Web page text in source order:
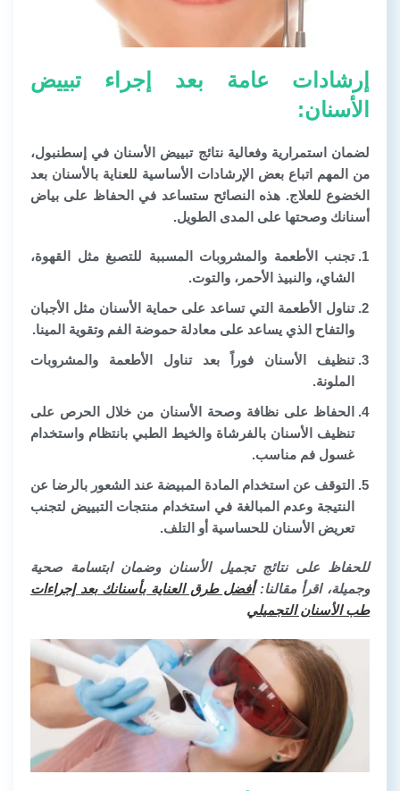
إرشادات عامة بعد إجراء تبييض
الأسنان:
لضمان استمرارية وفعالية نتائج تبييض الأسنان في إسطنبول،
من المهم اتباع بعض الإرشادات الأساسية للعناية بالأسنان بعد
الخضوع للعلاج. هذه النصائح ستساعد في الحفاظ على بياض
أسنانك وصحتها على المدى الطويل.
تجنب الأطعمة والمشروبات المسببة للتصبغ مثل القهوة،
الشاي، والنبيذ الأحمر، والتوت.
تناول الأطعمة التي تساعد على حماية الأسنان مثل الأجبان
والتفاح الذي يساعد على معادلة حموضة الفم وتقوية المينا.
تنظيف الأسنان فوراً بعد تناول الأطعمة والمشروبات
الملونة.
الحفاظ على نظافة وصحة الأسنان من خلال الحرص على
تنظيف الأسنان بالفرشاة والخيط الطبي بانتظام واستخدام
غسول فم مناسب.
التوقف عن استخدام المادة المبيضة عند الشعور بالرضا عن
النتيجة وعدم المبالغة في استخدام منتجات التبييض لتجنب
تعريض الأسنان للحساسية أو التلف.
للحفاظ على نتائج تجميل الأسنان وضمان ابتسامة صحية
وجميلة، اقرأ مقالنا:أفضل طرق العناية بأسنانك بعد إجراءات
طب الأسنان التجميلي